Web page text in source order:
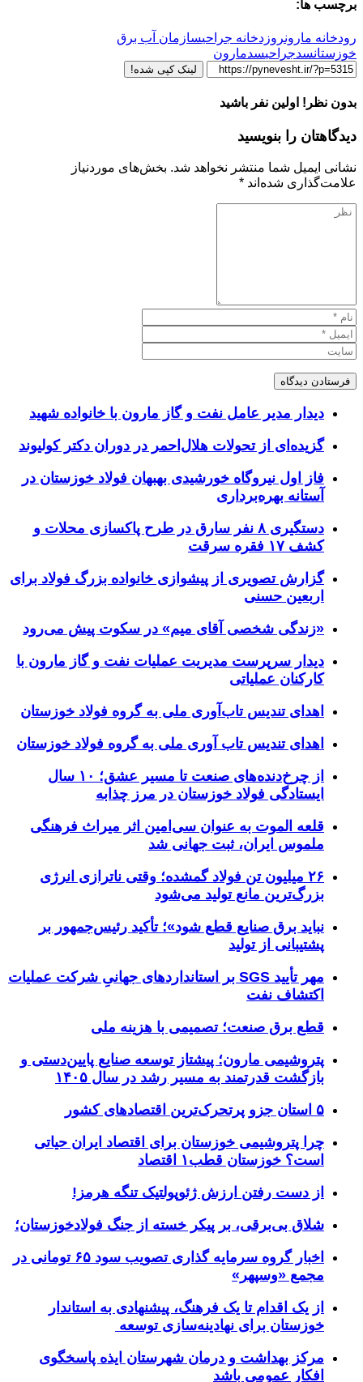
برچسب ها:
رودخانه مارونروزدخانه جراحیسازمان آب برق
خوزستانسدجراحیسدمارون
لینک کپی شده!
بدون نظر! اولین نفر باشید
دیدگاهتان را بنویسید
نشانی ایمیل شما منتشر نخواهد شد. بخش‌های موردنیاز
علامت‌گذاری شده‌اند *
دیدار مدیر عامل نفت و گاز مارون با خانواده شهید
گزیده‌ای از تحولات هلال‌احمر در دوران دکتر کولیوند
فاز اول نیروگاه خورشیدی بهبهان فولاد خوزستان در
آستانه بهره‌برداری
دستگیری ۸ نفر سارق در طرح پاکسازی محلات و
کشف ۱۷ فقره سرقت
گزارش تصویری از پیشوازی خانواده بزرگ فولاد برای
اربعین حسنی
«زندگی شخصی آقای میم» در سکوت پیش می‌رود
دیدار سرپرست مدیریت عملیات نفت و گاز مارون با
کارکنان عملیاتی
اهدای تندیس تاب‌آوری ملی به گروه فولاد خوزستان
اهدای تندیس تاب آوری ملی به گروه فولاد خوزستان
از چرخ‌دنده‌های صنعت تا مسیر عشق؛ ۱۰ سال
ایستادگی فولاد خوزستان در مرز چذابه
قلعه الموت به عنوان سی‌امین اثر میراث‌ فرهنگی
ملموس ایران، ثبت جهانی شد
۲۶ میلیون تن فولاد گمشده؛ وقتی ناترازی انرژی
بزرگ‌ترین مانع تولید می‌شود
نباید برق صنایع قطع شود»؛ تأکید رئیس‌جمهور بر
پشتیبانی از تولید
مهر تأیید SGS بر استانداردهای جهانیِ شرکت عملیات
اکتشاف نفت
قطع برق صنعت؛ تصمیمی با هزینه ملی
پتروشیمی مارون؛ پیشتاز توسعه صنایع پایین‌دستی و
بازگشت قدرتمند به مسیر رشد در سال ۱۴۰۵
۵ استان جزو پرتحرک‌ترین اقتصاد‌های کشور
چرا پتروشیمی خوزستان برای اقتصاد ایران حیاتی
است؟ خوزستان قطب۱ اقتصاد
از دست رفتن ارزش ژئوپولتیک تنگه هرمز!
شلاق‌ بی‌برقی، بر پیکر خسته‌ از جنگ فولادخوزستان؛
اخبار گروه سرمایه گذاری تصویب سود ۶۵ تومانی در
مجمع «وسپهر»
از یک اقدام تا یک فرهنگ، پیشنهادی به استاندار
خوزستان برای نهادینه‌سازی توسعه
مرکز بهداشت و درمان شهرستان ایذه پاسخگوی
افکار عمومی باشد